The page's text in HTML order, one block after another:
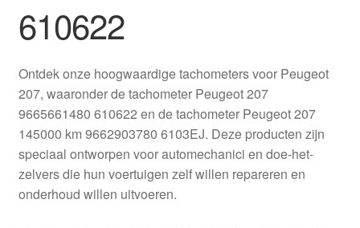
Betalingen
Contact
Kassa
Klachten
610622
Ontdek onze hoogwaardige tachometers voor Peugeot
207, waaronder de tachometer Peugeot 207
9665661480 610622 en de tachometer Peugeot 207
145000 km 9662903780 6103EJ. Deze producten zijn
speciaal ontworpen voor automechanici en doe-het-
zelvers die hun voertuigen zelf willen repareren en
onderhoud willen uitvoeren.